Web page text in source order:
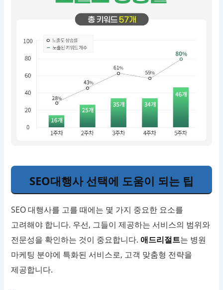
SEO대행사 선택에 도움이 되는 팁
SEO 대행사를 고를 때에는 몇 가지 중요한 요소를
고려해야 합니다. 우선, 그들이 제공하는 서비스의 범위와
전문성을 확인하는 것이 중요합니다. 애드리절트는 병원
마케팅 분야에 특화된 서비스로, 고객 맞춤형 전략을
제공합니다.